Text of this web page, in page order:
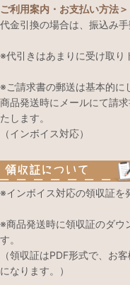
ご利用案内・お支払い方法＞
代金引換の場合は、振込み
※代引きはあまりに受け取り
※ご請求書の郵送は基本的に
商品発送時にメールにて請
たします。
（インボイス対応）
※インボイス対応の領収証を
※商品発送時に領収証のダウ
す。
（領収証はPDF形式で、お
になります。）